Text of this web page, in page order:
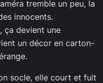
tremble un peu, la
innocents.
ça devient une
un décor en carton-
socle, elle court et fuit